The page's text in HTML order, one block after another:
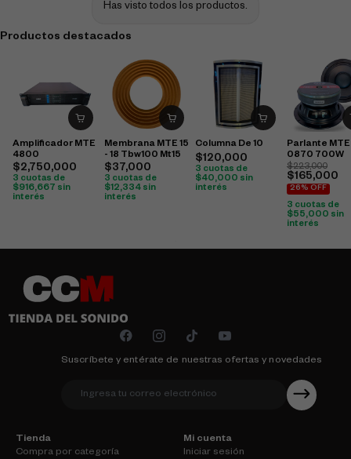
Has visto todos los productos.
Productos destacados
Amplificador MTE
4800
$2,750,000
3 cuotas de
$916,667 sin
interés
Membrana MTE 15
- 18 Tbw100 Mt15
$37,000
3 cuotas de
$12,334sin
interés
Columna De 10
$120,000
3 cuotas de
$40,000 sin
interés
Parlante
0870 700W
$223,000
$165,000
26% OFF
3 cuotas de
$55,000 sin
interés
Suscríbete y entérate de nuestras ofertas y novedades
Tienda
Compra por categoría
Mi cuenta
Iniciar sesión